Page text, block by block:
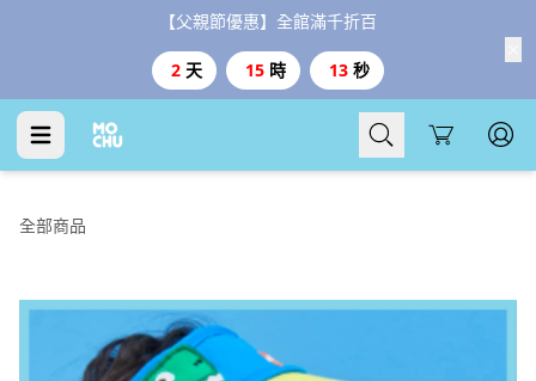
【父親節優惠】全館滿千折百
2 天 15 時 13 秒
Cart
全部商品